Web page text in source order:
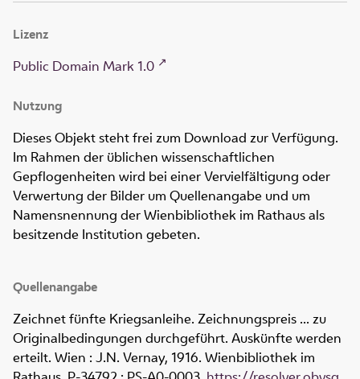
Lizenz
Public Domain Mark 1.0
Nutzung
Dieses Objekt steht frei zum Download zur Verfügung.
Im Rahmen der üblichen wissenschaftlichen
Gepflogenheiten wird bei einer Vervielfältigung oder
Verwertung der Bilder um Quellenangabe und um
Namensnennung der Wienbibliothek im Rathaus als
besitzende Institution gebeten.
Quellenangabe
Zeichnet fünfte Kriegsanleihe. Zeichnungspreis ... zu
Originalbedingungen durchgeführt. Auskünfte werden
erteilt. Wien : J.N. Vernay, 1916. Wienbibliothek im